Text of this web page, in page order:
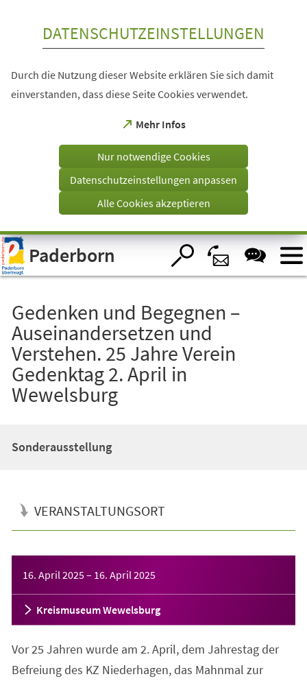
Visuelle
Assistenzsoftware
öffnen.
DATENSCHUTZEINSTELLUNGEN
Durch die Nutzung dieser Website erklären Sie sich damit
einverstanden, dass diese Seite Cookies verwendet.
Mehr Infos
(Öffnet
einem
Tab)
Nur notwendige Cookies
Datenschutzeinstellungen anpassen
Alle Cookies akzeptieren
Paderborn
Gedenken und Begegnen –
Auseinandersetzen und
Verstehen. 25 Jahre Verein
Gedenktag 2. April in
Wewelsburg
Sonderausstellung
VERANSTALTUNGSORT
16. April 2025– 16. April 2025
Kreismuseum Wewelsburg
Vor 25 Jahren wurde am 2. April, dem Jahrestag der
Befreiung des KZ Niederhagen, das Mahnmal zur